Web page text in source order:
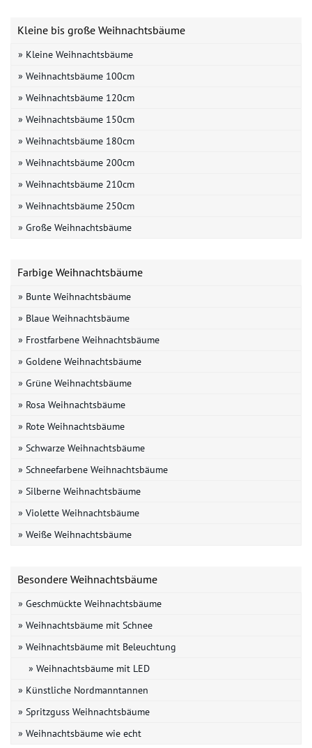
Kleine bis große Weihnachtsbäume
» Kleine Weihnachtsbäume
» Weihnachtsbäume 100cm
» Weihnachtsbäume 120cm
» Weihnachtsbäume 150cm
» Weihnachtsbäume 180cm
» Weihnachtsbäume 200cm
» Weihnachtsbäume 210cm
» Weihnachtsbäume 250cm
» Große Weihnachtsbäume
Farbige Weihnachtsbäume
» Bunte Weihnachtsbäume
» Blaue Weihnachtsbäume
» Frostfarbene Weihnachtsbäume
» Goldene Weihnachtsbäume
» Grüne Weihnachtsbäume
» Rosa Weihnachtsbäume
» Rote Weihnachtsbäume
» Schwarze Weihnachtsbäume
» Schneefarbene Weihnachtsbäume
» Silberne Weihnachtsbäume
» Violette Weihnachtsbäume
» Weiße Weihnachtsbäume
Besondere Weihnachtsbäume
» Geschmückte Weihnachtsbäume
» Weihnachtsbäume mit Schnee
» Weihnachtsbäume mit Beleuchtung
» Weihnachtsbäume mit LED
» Künstliche Nordmanntannen
» Spritzguss Weihnachtsbäume
» Weihnachtsbäume wie echt